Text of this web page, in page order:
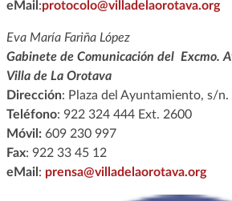
eMail :protocolo@villadelaorotava.org
Eva María Fariña López
Gabinete de Comunicación del Excmo.
Villa de La Orotava
Dirección: Plaza del Ayuntamiento, s/
Teléfono: 922 324 444 Ext. 2600
Móvil: 609 230 997
Fax: 922 33 45 12
eMail : prensa@villadelaorotava.org